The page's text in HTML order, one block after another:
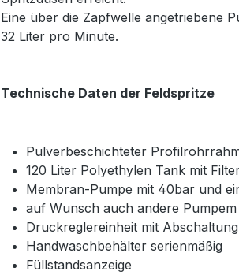
Eine über die Zapfwelle angetriebene
32 Liter pro Minute.
Technische Daten der Feldspritze
Pulverbeschichteter
120 Liter Polyethylen Tank mit
Membran-Pumpe mit 40bar und
auf Wunsch auch andere
Druckreglereinheit mit Abschaltung
Handwaschbehälter serienmäßig
Füllstandsanzeige